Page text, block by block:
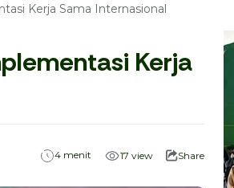
Kerja Sama Internasional
Kerja
4 menit 17 view Share